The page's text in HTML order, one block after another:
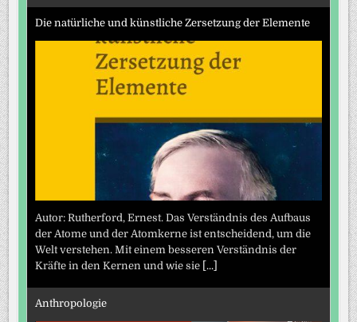
Die natürliche und künstliche Zersetzung der Elemente
Autor: Rutherford, Ernest. Das Verständnis des Aufbaus
der Atome und der Atomkerne ist entscheidend, um die
Welt verstehen. Mit einem besseren Verständnis der
Kräfte in den Kernen und wie sie [...]
Anthropologie